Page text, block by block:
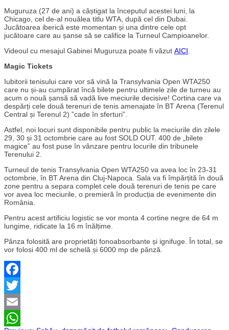
Muguruza (27 de ani) a câștigat la începutul acestei luni, la
Chicago, cel de-al nouălea titlu WTA, după cel din Dubai.
Jucătoarea iberică este momentan și una dintre cele opt
jucătoare care au șanse să se califice la Turneul Campioanelor.
Videoul cu mesajul Gabinei Muguruza poate fi văzut AICI
Magic Tickets
Iubitorii tenisului care vor să vină la Transylvania Open WTA250
care nu și-au cumpărat încă bilete pentru ultimele zile de turneu au
acum o nouă șansă să vadă live meciurile decisive! Cortina care va
despărți cele două terenuri de tenis amenajate în BT Arena (Terenul
Central și Terenul 2) ”cade în sferturi”.
Astfel, noi locuri sunt disponibile pentru public la meciurile din zilele
29, 30 și 31 octombrie care au fost SOLD OUT. 400 de „bilete
magice” au fost puse în vânzare pentru locurile din tribunele
Terenului 2.
Turneul de tenis Transylvania Open WTA250 va avea loc în 23-31
octombrie, în BT Arena din Cluj-Napoca. Sala va fi împărțită în două
zone pentru a separa complet cele două terenuri de tenis pe care
vor avea loc meciurile, o premieră în producția de evenimente din
România.
Pentru acest artificiu logistic se vor monta 4 cortine negre de 64 m
lungime, ridicate la 16 m înălțime.
Pânza folosită are proprietăți fonoabsorbante și ignifuge. În total, se
vor folosi 400 ml de schelă și 6000 mp de pânză.
Facebook
Twitter
Email